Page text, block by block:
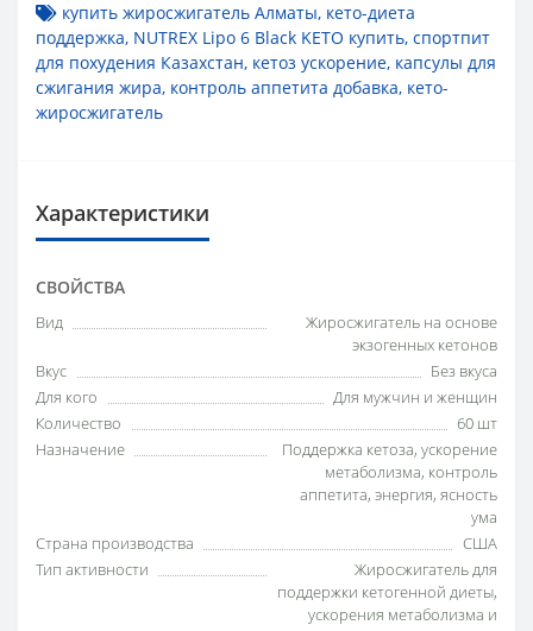
купить жиросжигатель Алматы, кето-диета
поддержка, NUTREX Lipo 6 Black KETO купить, спортпит
для похудения Казахстан, кетоз ускорение, капсулы для
сжигания жира, контроль аппетита добавка, кето-
жиросжигатель
Характеристики
СВОЙСТВА
Вид
Жиросжигатель на основе
экзогенных кетонов
Вкус
Без вкуса
Для кого
Для мужчин и женщин
Количество
60 шт
Назначение
Поддержка кетоза, ускорение
метаболизма, контроль
аппетита, энергия, ясность
ума
Страна производства
США
Тип активности
Жиросжигатель для
поддержки кетогенной диеты,
ускорения метаболизма и